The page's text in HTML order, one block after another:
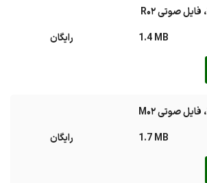
1.4 MB رایگان
1.7 MB رایگان